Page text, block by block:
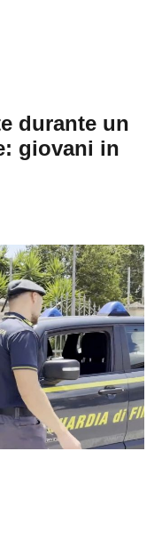
durante un
giovani in